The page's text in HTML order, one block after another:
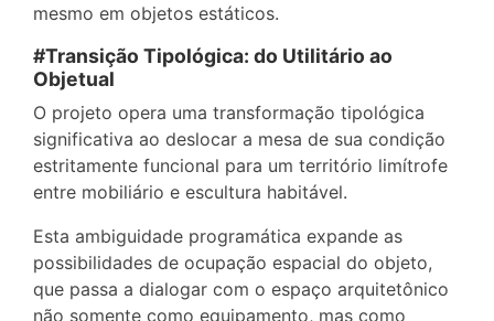
mesmo em objetos estáticos.
#Transição Tipológica: do Utilitário ao
Objetual
O projeto opera uma transformação tipológica
significativa ao deslocar a mesa de sua condição
estritamente funcional para um território limítrofe
entre mobiliário e escultura habitável.
Esta ambiguidade programática expande as
possibilidades de ocupação espacial do objeto,
que passa a dialogar com o espaço arquitetônico
não somente como equipamento, mas como